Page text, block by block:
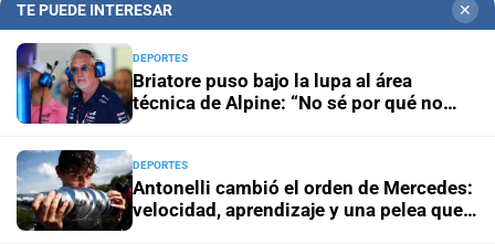
TE PUEDE INTERESAR ✕
DEPORTES
Briatore puso bajo la lupa al área
técnica de Alpine: “No sé por qué no
DEPORTES
Antonelli cambió el orden de Mercedes:
velocidad, aprendizaje y una pelea que